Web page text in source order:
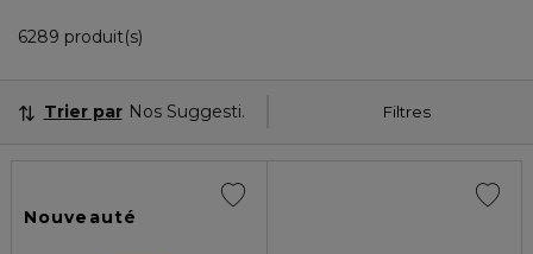
6289 produit(s)
Filtres
Trier par Nos Suggestions
Nouveauté